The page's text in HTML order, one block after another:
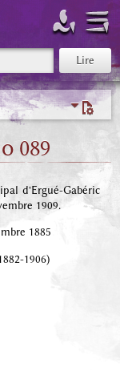
089
d'Ergué-Gabéric
1909.
1885
1906)